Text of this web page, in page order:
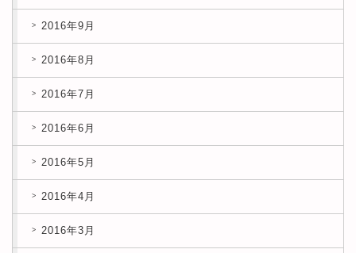
2016年9月
2016年8月
2016年7月
2016年6月
2016年5月
2016年4月
2016年3月